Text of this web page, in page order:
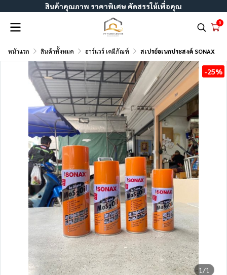
สินค้าคุณภาพ ราคาพิเศษ คัดสรรให้เพื่อคุณ
0
หน้าแรก สินค้าทั้งหมด ฮาร์แวร์ เคมีภัณฑ์ สเปรย์อเนกประสงค์ SONAX
1/1
-25%